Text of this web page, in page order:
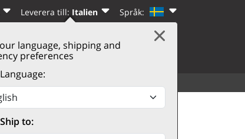
Leverera till: Italien Språk:
language, shipping and
preferences
Language:
Ship to:
DIG VARUKORG
Bianco Lenza di